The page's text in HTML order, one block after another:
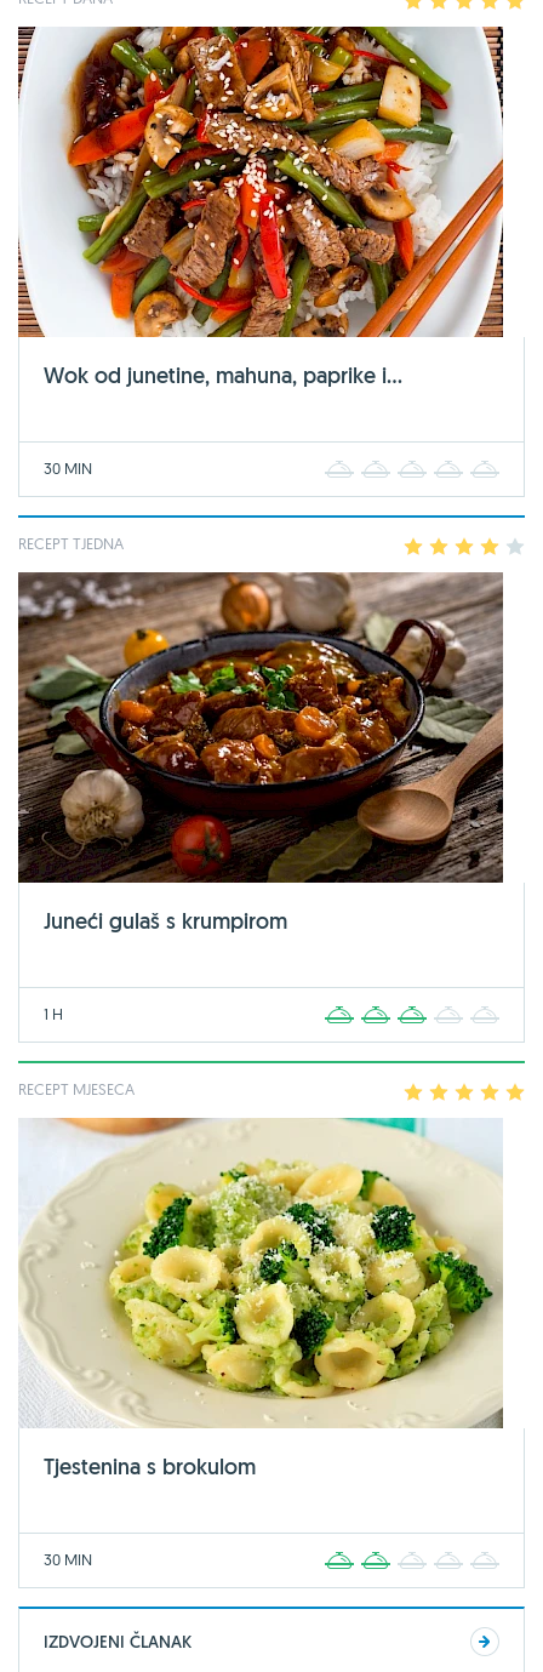
Wok od junetine, mahuna, paprike i...
30 MIN 2 3 4
RECEPT TJEDNA 2 3 4
Juneći gulaš s krumpirom
1 H 2 3 4
RECEPT MJESECA 2 3 4
Tjestenina s brokulom
30 MIN 2 3 4
IZDVOJENI ČLANAK